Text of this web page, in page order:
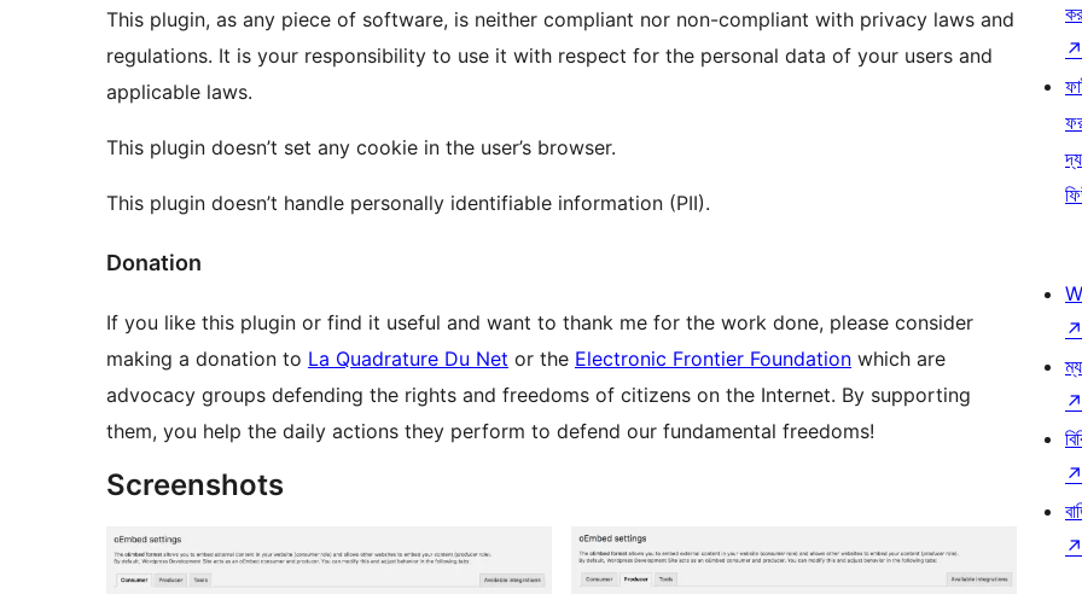
This plugin, as any piece of software, is neither compliant nor non-compliant with privacy laws and
regulations. It is your responsibility to use it with respect for the personal data of your users and
applicable laws.
This plugin doesn’t set any cookie in the user’s browser.
This plugin doesn’t handle personally identifiable information (PII).
Donation
If you like this plugin or find it useful and want to thank me for the work done, please consider
making a donation to La Quadrature Du Net or the Electronic Frontier Foundation which are
advocacy groups defending the rights and freedoms of citizens on the Internet. By supporting
them, you help the daily actions they perform to defend our fundamental freedoms!
Screenshots
↗
দ্য
↗
↗
↗
↗